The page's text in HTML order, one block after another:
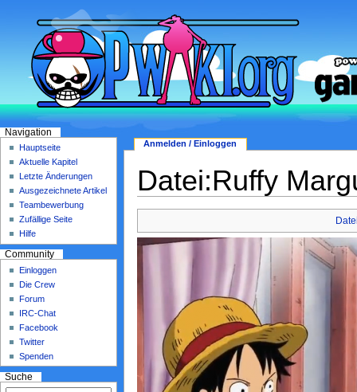
Datei:Ruffy
Anmelden / Einloggen
Navigation
Hauptseite
Aktuelle Kapitel
Letzte Änderungen
Ausgezeichnete Artikel
Teambewerbung
Zufällige Seite
Hilfe
Community
Einloggen
Die Crew
Forum
IRC-Chat
Facebook
Twitter
Spenden
Suche